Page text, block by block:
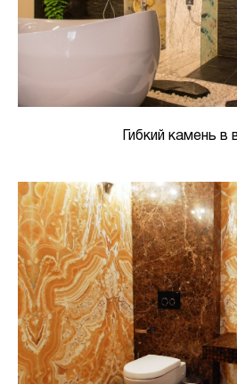
Гибкий камень в